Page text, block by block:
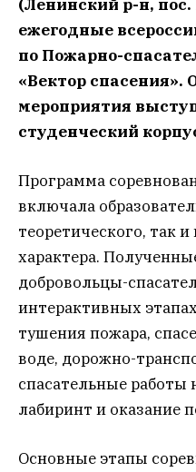
(Ленинский р-н,
ежегодные
по Пожарно-
«Вектор спасения».
мероприятия
студенческий
Программа
включала
теоретического, так
характера.
добровольцы-
интерактивных
тушения пожара,
воде, дорожно-
спасательные работы
лабиринт и оказание
Основные этапы